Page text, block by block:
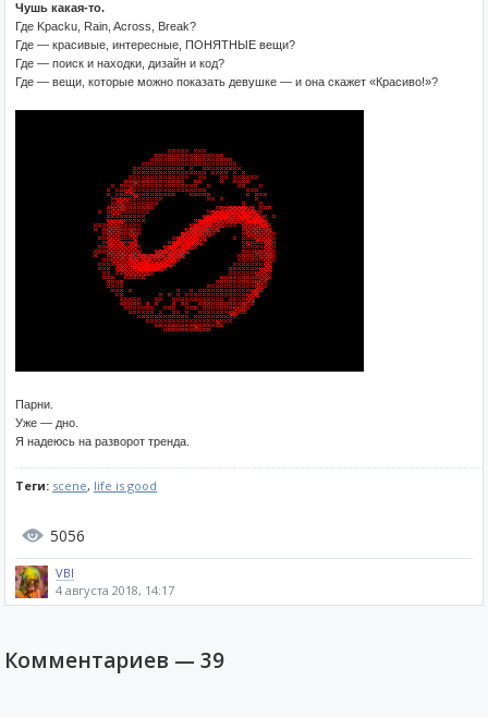
Чушь какая-то.
Где Kpacku, Rain, Across, Break?
Где — красивые, интересные, ПОНЯТНЫЕ вещи?
Где — поиск и находки, дизайн и код?
Где — вещи, которые можно показать девушке — и она скажет «Красиво!»?
Парни.
Уже — дно.
Я надеюсь на разворот тренда.
Теги: scene, life is good
5056
VBI
4 августа 2018, 14:17
Комментариев — 39